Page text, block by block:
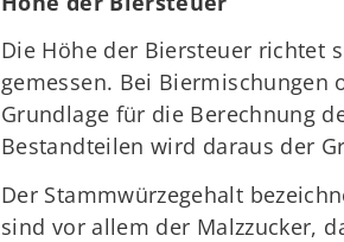
Die Höhe der Biersteuer richtet
gemessen. Bei Biermischungen
Grundlage für die Berechnung
Bestandteilen wird daraus der
Der Stammwürzegehalt
sind vor allem der Malzzucker,